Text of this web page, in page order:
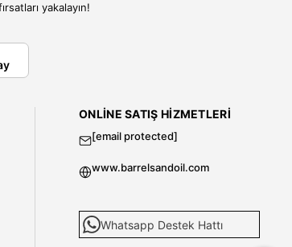
yakalayın!
ONLINE SATIŞ HIZMETLERI
[email protected]
www.barrelsandoil.com
Whatsapp Destek Hattı